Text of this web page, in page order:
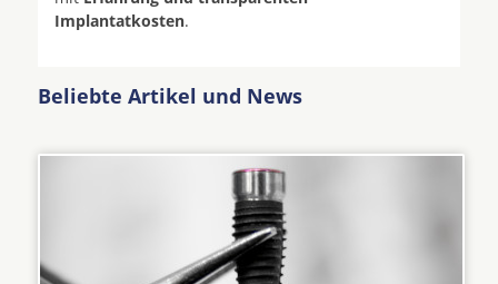
Implantatkosten.
Beliebte Artikel und News